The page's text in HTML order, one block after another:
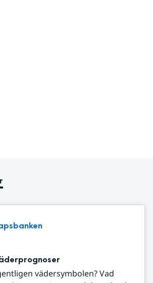
vädersymbolen? Vad